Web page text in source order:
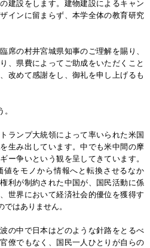
建設をします。建物建設によるキャン
インに留まらず、本学全体の教育研究
席の村井宮城県知事のご理解を賜り、
、県費によってご助成をいただくこと
改めて感謝をし、御礼を申し上げるも
ランプ大統領によって率いられた米国
生み出しています。中でも米中間の摩
ー争いという観を呈してきています。
をモノから情報へと転換させるなか
利が制約された中国が、国民活動に係
世界において経済社会的優位を獲得す
はありません。
の中で日本はどのような針路をとるべ
僚でもなく、国民一人ひとりが自らの